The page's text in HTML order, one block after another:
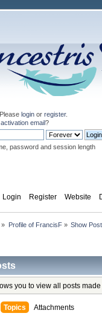
loginor register.
activation email?
password and session length
Login Register Website
» Profile of FrancisF» Show
you to view all posts
Topics Attachments